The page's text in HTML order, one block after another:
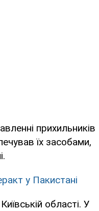
прихильників
їх засобами,
у Пакистані
області. У